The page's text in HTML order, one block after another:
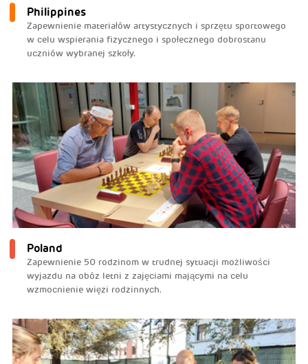
Philippines
Zapewnienie materiałów artystycznych i sprzętu sportowego
w celu wspierania fizycznego i społecznego dobrostanu
uczniów wybranej szkoły.
Poland
Zapewnienie 50 rodzinom w trudnej sytuacji możliwości
wyjazdu na obóz letni z zajęciami mającymi na celu
wzmocnienie więzi rodzinnych.